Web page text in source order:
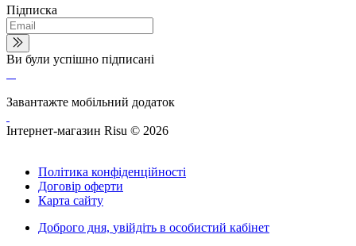
Підписка
Ви були успішно підписані
Завантажте мобільний додаток
Інтернет-магазин Risu © 2026
Політика конфіденційності
Договір оферти
Карта сайту
Доброго дня, увійдіть в особистий кабінет